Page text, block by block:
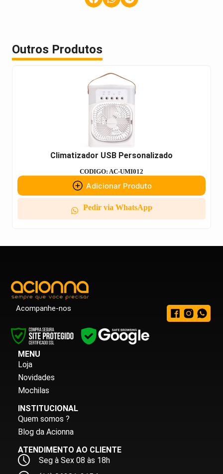
Outros Produtos
Climatizador USB Personalizado
CODIGO: AC-UMI012
Adicionar Produto
Pedir via WhatsApp
Acompanhe-nos
MENU
Loja
Novidades
Mochilas
INSTITUCIONAL
Quem somos ?
Blog da Acionna
ATENDIMENTO AO CLIENTE
Seg à Sex 08 às 18h